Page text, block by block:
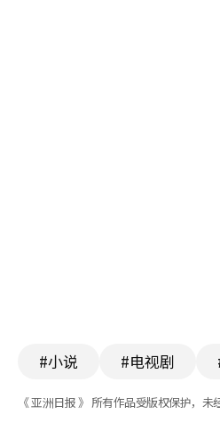
#小说 #电视剧
《 亚洲日报 》 所有作品受版权保护，未